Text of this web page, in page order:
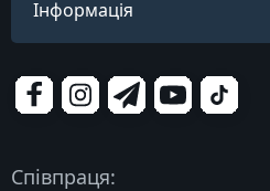
Інформація
Співпраця: